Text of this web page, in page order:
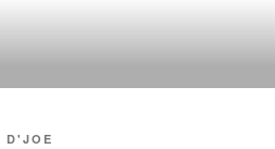
D'JOE